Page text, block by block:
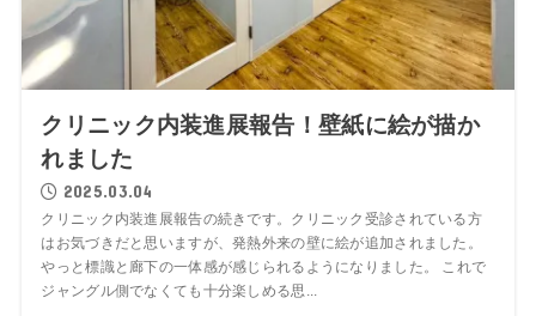
クリニック内装進展報告！壁紙に絵が描か
れました
2025.03.04
クリニック内装進展報告の続きです。クリニック受診されている方
はお気づきだと思いますが、発熱外来の壁に絵が追加されました。
やっと標識と廊下の一体感が感じられるようになりました。 これで
ジャングル側でなくても十分楽しめる思...